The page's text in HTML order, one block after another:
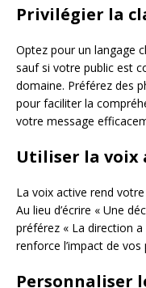
Privilégier la
Optez pour un langage
sauf si votre public est
domaine. Préférez des
pour faciliter la
votre message
Utiliser la voix
La voix active rend
Au lieu d’écrire « Une
préférez « La direction
renforce l’impact de
Personnaliser